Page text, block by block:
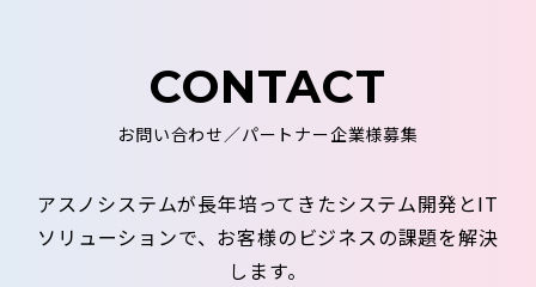
CONTACT
お問い合わせ／パートナー企業様募集
アスノシステムが長年培ってきたシステム開発とIT
ソリューションで、お客様のビジネスの課題を解決
します。